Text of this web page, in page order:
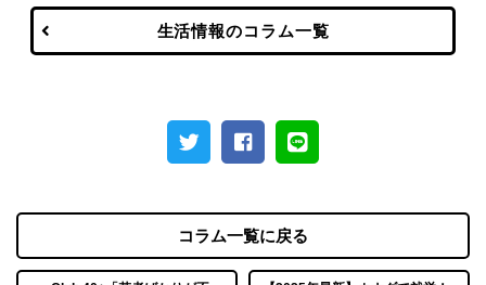
生活情報のコラム一覧
コラム一覧に戻る